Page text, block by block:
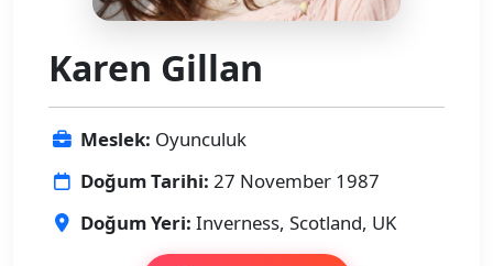
Karen Gillan
Meslek: Oyunculuk
Doğum Tarihi: 27 November 1987
Doğum Yeri: Inverness, Scotland, UK